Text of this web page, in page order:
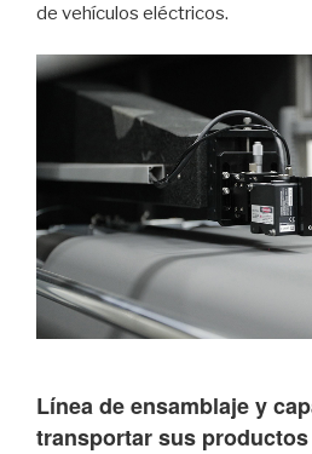
de vehículos eléctricos.
Línea de ensamblaje y
transportar sus productos